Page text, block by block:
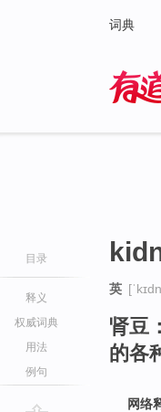
词典
目录
释义
权威词典
用法
例句
英
肾豆
的各
网络